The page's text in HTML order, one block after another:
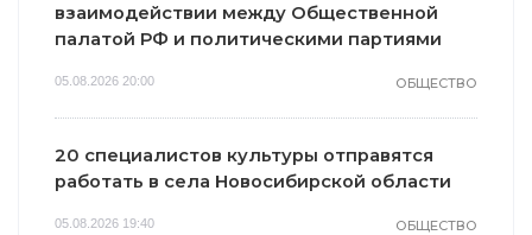
взаимодействии между Общественной
палатой РФ и политическими партиями
05.08.2026 20:00 ОБЩЕСТВО
20 специалистов культуры отправятся
работать в села Новосибирской области
05.08.2026 19:40 ОБЩЕСТВО